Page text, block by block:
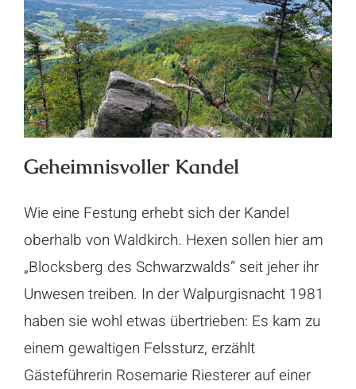
Geheimnisvoller Kandel
Geheimnisvoller Kandel
Wie eine Festung erhebt sich der Kandel
oberhalb von Waldkirch. Hexen sollen hier am
„Blocksberg des Schwarzwalds“ seit jeher ihr
Unwesen treiben. In der Walpurgisnacht 1981
haben sie wohl etwas übertrieben: Es kam zu
einem gewaltigen Felssturz, erzählt
Gästeführerin Rosemarie Riesterer auf einer